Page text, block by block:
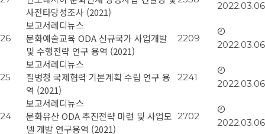
사전타당성조사 (2021)
2022.03.06
26
보고서레디뉴스
문화예술교육 ODA 신규국가 사업개발
및 수행전략 연구 용역 (2021)
2209
2022.03.06
25
보고서레디뉴스
질병청 국제협력 기본계획 수립 연구 용
역 (2021)
2241
2022.03.06
24
보고서레디뉴스
문화유산 ODA 추진전략 마련 및 사업모
델 개발 연구용역 (2021)
2702
2022.03.06